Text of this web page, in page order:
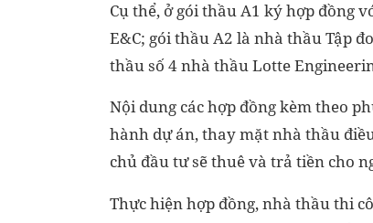
Cụ thể, ở gói thầu A1 ký hợp đồng
E&C; gói thầu A2 là nhà thầu Tập
thầu số 4 nhà thầu Lotte
Nội dung các hợp đồng kèm theo
hành dự án, thay mặt nhà thầu
chủ đầu tư sẽ thuê và trả tiền cho
Thực hiện hợp đồng, nhà thầu thi